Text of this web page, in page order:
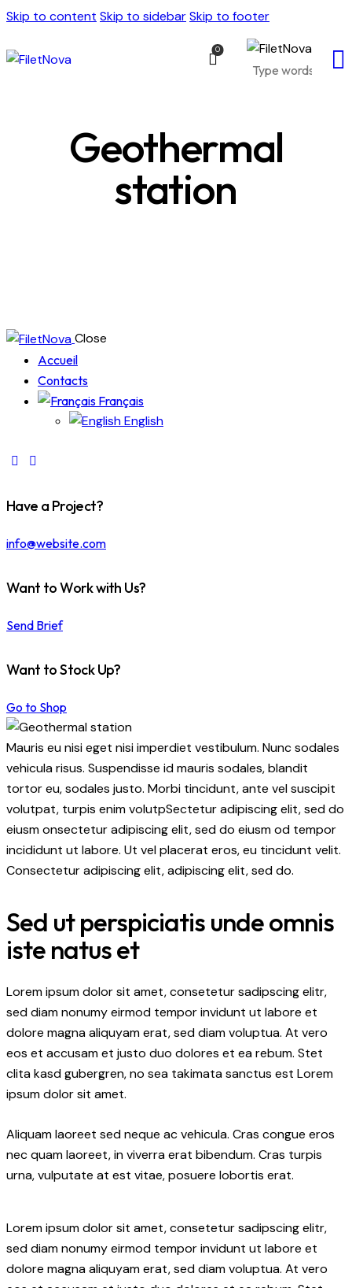
Skip to content Skip to sidebarSkip to footer
0
Geothermal
station
Close
Accueil
Contacts
Français
English
Have a Project?
info@website.com
Want to Work with Us?
Send Brief
Want to Stock Up?
Go to Shop
Mauris eu nisi eget nisi imperdiet vestibulum. Nunc sodales
vehicula risus. Suspendisse id mauris sodales, blandit
tortor eu, sodales justo. Morbi tincidunt, ante vel suscipit
volutpat, turpis enim volutpSectetur adipiscing elit, sed do
eiusm onsectetur adipiscing elit, sed do eiusm od tempor
incididunt ut labore. Ut vel placerat eros, eu tincidunt velit.
Consectetur adipiscing elit, adipiscing elit, sed do.
Sed ut perspiciatis unde omnis
iste natus et
Lorem ipsum dolor sit amet, consetetur sadipscing elitr,
sed diam nonumy eirmod tempor invidunt ut labore et
dolore magna aliquyam erat, sed diam voluptua. At vero
eos et accusam et justo duo dolores et ea rebum. Stet
clita kasd gubergren, no sea takimata sanctus est Lorem
ipsum dolor sit amet.
Aliquam laoreet sed neque ac vehicula. Cras congue eros
nec quam laoreet, in viverra erat bibendum. Cras turpis
urna, vulputate at est vitae, posuere lobortis erat.
Lorem ipsum dolor sit amet, consetetur sadipscing elitr,
sed diam nonumy eirmod tempor invidunt ut labore et
dolore magna aliquyam erat, sed diam voluptua. At vero